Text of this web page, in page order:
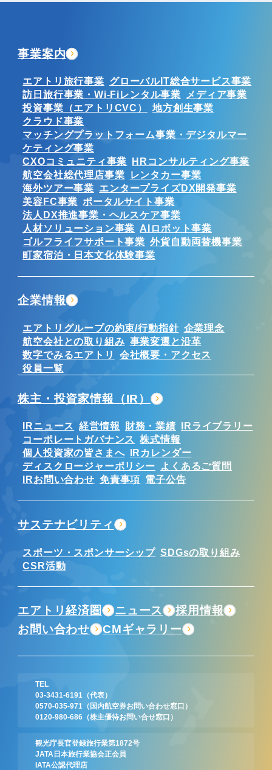
TEL
03-3431-6191
（代表）
0570-035-971
（国内航空券お問い合わせ窓口）
0120-980-686 （株主優待お問い合せ窓口）
観光庁長官登録旅行業第1872号
JATA日本旅行業協会正会員
IATA公認代理店
事業案内
エアトリ旅行事業 グローバルIT総合サービス事業
訪日旅行事業・Wi-Fiレンタル事業
メディア事業
投資事業（エアトリCVC）
地方創生事業
クラウド事業
マッチングプラットフォーム事業・デジタルマー
ケティング事業
CXOコミュニティ事業 HRコンサルティング事業
航空会社総代理店事業
レンタカー事業
海外ツアー事業 エンタープライズDX開発事業
美容FC事業 ポータルサイト事業
法人DX推進事業・ヘルスケア事業
人材ソリューション事業 AIロボット事業
ゴルフライフサポート事業 外貨自動両替機事業
町家宿泊・日本文化体験事業
企業情報
エアトリグループの約束/行動指針 企業理念
航空会社との取り組み 事業変遷と沿革
数字でみるエアトリ
会社概要・アクセス
役員一覧
株主・投資家情報（IR）
IRニュース 経営情報 財務・業績
IRライブラリー
コーポレートガバナンス 株式情報
個人投資家の皆さまへ
IRカレンダー
ディスクロージャーポリシー
よくあるご質問
IRお問い合わせ 免責事項 電子公告
サステナビリティ
スポーツ・スポンサーシップ SDGsの取り組み
CSR活動
エアトリ経済圏 ニュース
採用情報
お問い合わせ
CMギャラリー